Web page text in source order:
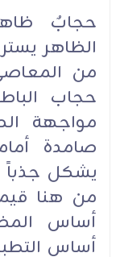
حجابٌ
الظاهر
من
حجاب
مواجهة
صامدة
يشكل جذباً
من هنا
أساس
أساس